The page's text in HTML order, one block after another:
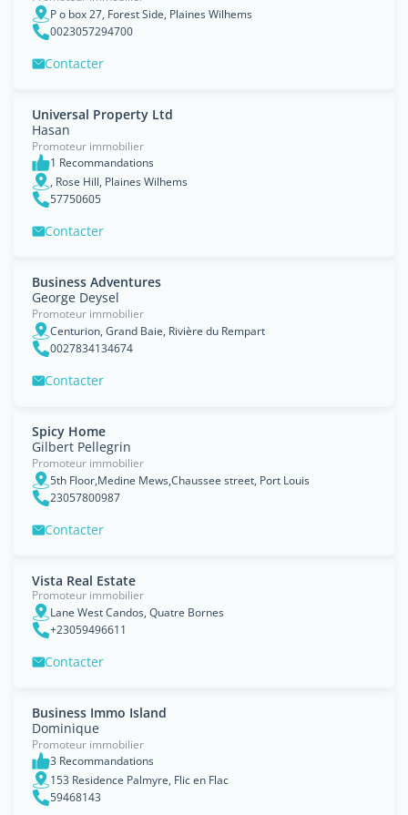
P o box 27, Forest Side, Plaines Wilhems
0023057294700
Contacter
Universal Property Ltd
Hasan
Promoteur immobilier
1 Recommandations
, Rose Hill, Plaines Wilhems
57750605
Contacter
Business Adventures
George Deysel
Promoteur immobilier
Centurion, Grand Baie, Rivière du Rempart
0027834134674
Contacter
Spicy Home
Gilbert Pellegrin
Promoteur immobilier
5th Floor,Medine Mews,Chaussee street, Port Louis
23057800987
Contacter
Vista Real Estate
Promoteur immobilier
Lane West Candos, Quatre Bornes
+23059496611
Contacter
Business Immo Island
Dominique
Promoteur immobilier
3 Recommandations
153 Residence Palmyre, Flic en Flac
59468143